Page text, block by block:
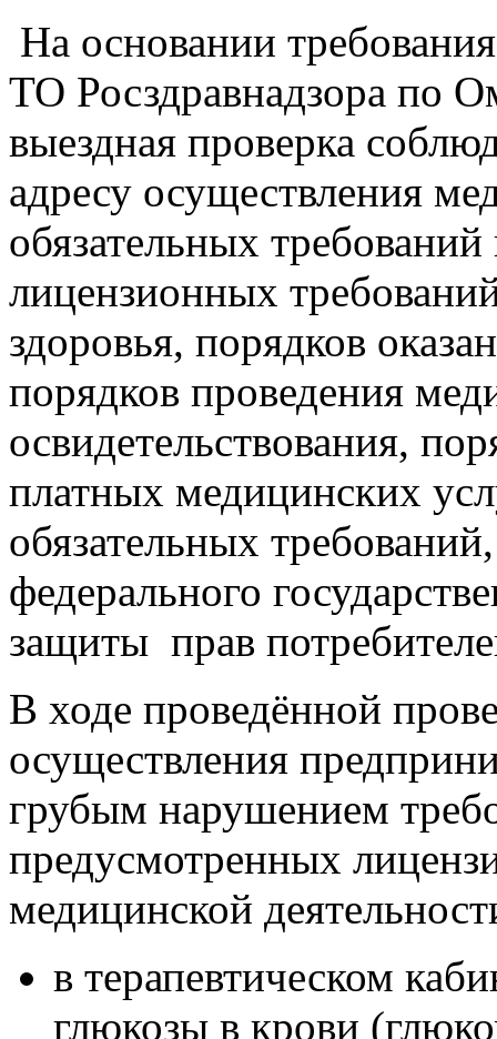
На основании
ТО Росздравнадзора по
выездная проверка
адресу осуществления
обязательных
лицензионных
здоровья, порядков
порядков проведения
освидетельствования,
платных медицинских
обязательных
федерального
защиты прав
В ходе проведённой
осуществления
грубым нарушением
предусмотренных
медицинской
в терапевтическом
глюкозы в крови